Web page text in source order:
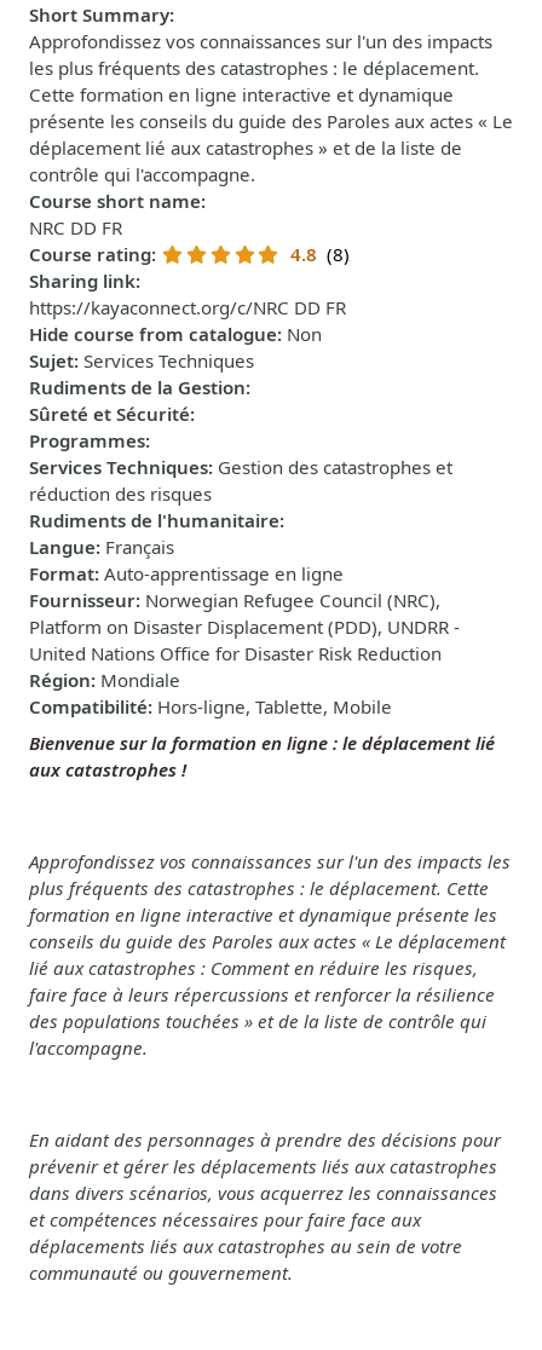
Short Summary:
Approfondissez vos connaissances sur l'un des impacts
les plus fréquents des catastrophes : le déplacement.
Cette formation en ligne interactive et dynamique
présente les conseils du guide des Paroles aux actes « Le
déplacement lié aux catastrophes » et de la liste de
contrôle qui l'accompagne.
Course short name:
NRC DD FR
Course rating: 4.8 (8)
Sharing link:
https://kayaconnect.org/c/NRC DD FR
Hide course from catalogue: Non
Sujet: Services Techniques
Rudiments de la Gestion:
Sûreté et Sécurité:
Programmes:
Services Techniques: Gestion des catastrophes et
réduction des risques
Rudiments de l'humanitaire:
Langue: Français
Format: Auto-apprentissage en ligne
Fournisseur: Norwegian Refugee Council (NRC),
Platform on Disaster Displacement (PDD), UNDRR -
United Nations Office for Disaster Risk Reduction
Région: Mondiale
Compatibilité: Hors-ligne, Tablette, Mobile
Bienvenue sur la formation en ligne : le déplacement lié
aux catastrophes !
Approfondissez vos connaissances sur l'un des impacts les
plus fréquents des catastrophes : le déplacement. Cette
formation en ligne interactive et dynamique présente les
conseils du guide des Paroles aux actes « Le déplacement
lié aux catastrophes : Comment en réduire les risques,
faire face à leurs répercussions et renforcer la résilience
des populations touchées » et de la liste de contrôle qui
l'accompagne.
En aidant des personnages à prendre des décisions pour
prévenir et gérer les déplacements liés aux catastrophes
dans divers scénarios, vous acquerrez les connaissances
et compétences nécessaires pour faire face aux
déplacements liés aux catastrophes au sein de votre
communauté ou gouvernement.